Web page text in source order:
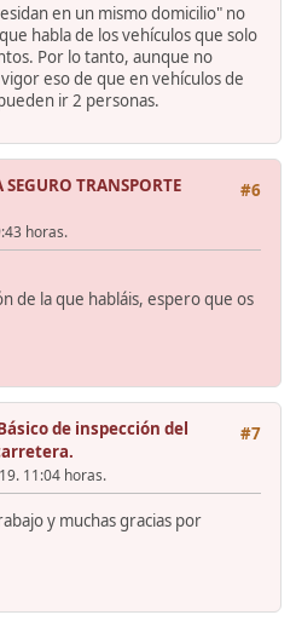
en un mismo domicilio" no
habla de los vehículos que solo
Por lo tanto, aunque no
eso de que en vehículos de
ir 2 personas.
#6
TRANSPORTE
horas.
de la que habláis, espero que os
#7
de inspección del
11:04 horas.
y muchas gracias por